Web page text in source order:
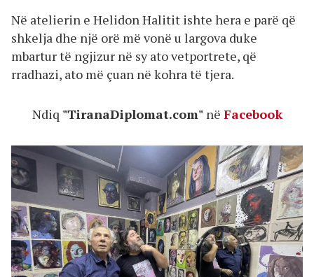
Në atelierin e Helidon Halitit ishte hera e parë që
shkelja dhe një orë më vonë u largova duke
mbartur të ngjizur në sy ato vetportrete, që
rradhazi, ato më çuan në kohra të tjera.
Ndiq "TiranaDiplomat.com" në Facebook